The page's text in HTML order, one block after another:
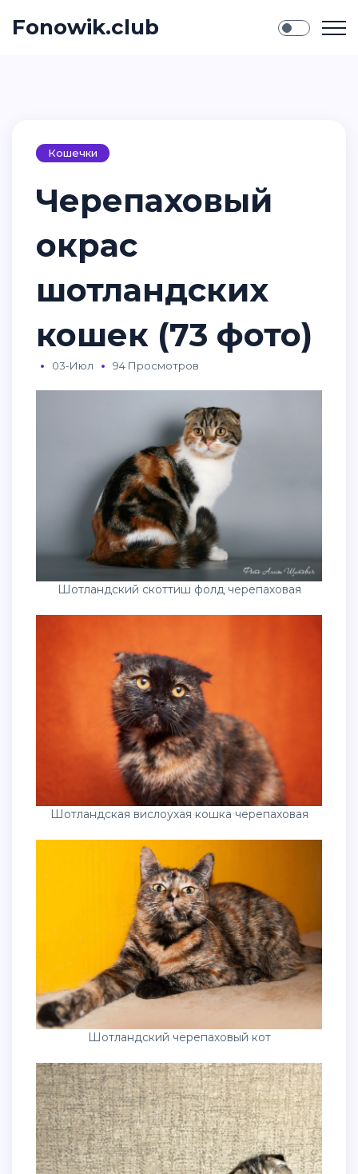
Fonowik.club
Кошечки
Черепаховый
окрас
шотландских
кошек (73 фото)
03-Июл 94 Просмотров
Шотландский скоттиш фолд черепаховая
Шотландская вислоухая кошка черепаховая
Шотландский черепаховый кот